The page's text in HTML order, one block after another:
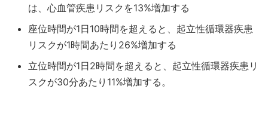
は、心血管疾患リスクを13%増加する
座位時間が1日10時間を超えると、起立性循環器疾患
リスクが1時間あたり26%増加する
立位時間が1日2時間を超えると、起立性循環器疾患リ
スクが30分あたり11%増加する。